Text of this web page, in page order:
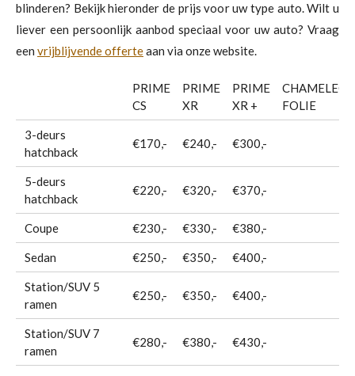
blinderen? Bekijk hieronder de prijs voor uw type auto. Wilt u
liever een persoonlijk aanbod speciaal voor uw auto? Vraag
een vrijblijvende offerteaan via onze website.
PRIME
CS
PRIME
XR
PRIME
XR +
FOLIE
3-deurs
hatchback
€170,- €240,- €300,-
5-deurs
hatchback
€220,- €320,- €370,-
Coupe €230,- €330,- €380,-
Sedan €250,- €350,- €400,-
Station/SUV 5
ramen
€250,- €350,- €400,-
Station/SUV 7
ramen
€280,- €380,- €430,-